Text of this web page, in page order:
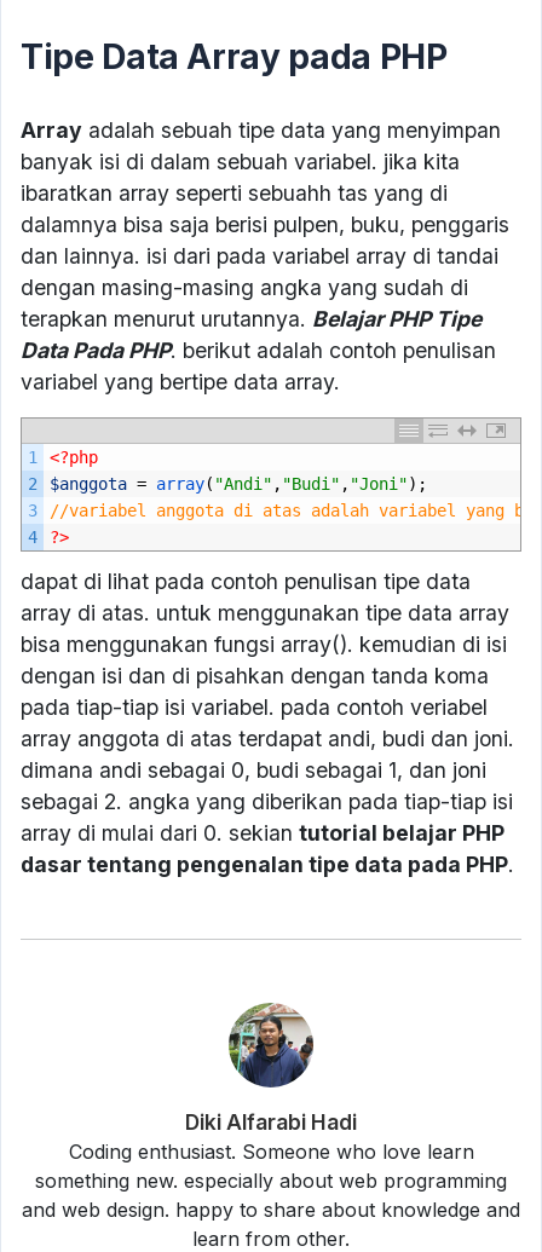
Tipe Data Array pada PHP
Array adalah sebuah tipe data yang menyimpan
banyak isi di dalam sebuah variabel. jika kita
ibaratkan array seperti sebuahh tas yang di
dalamnya bisa saja berisi pulpen, buku, penggaris
dan lainnya. isi dari pada variabel array di tandai
dengan masing-masing angka yang sudah di
terapkan menurut urutannya. Belajar PHP Tipe
Data Pada PHP. berikut adalah contoh penulisan
variabel yang bertipe data array.
1
2
3
4
<?php
$anggota = array( "Andi" , "Budi" , "Joni");
//variabel anggota di atas adalah variabel yang
?>
dapat di lihat pada contoh penulisan tipe data
array di atas. untuk menggunakan tipe data array
bisa menggunakan fungsi array(). kemudian di isi
dengan isi dan di pisahkan dengan tanda koma
pada tiap-tiap isi variabel. pada contoh veriabel
array anggota di atas terdapat andi, budi dan joni.
dimana andi sebagai 0, budi sebagai 1, dan joni
sebagai 2. angka yang diberikan pada tiap-tiap isi
array di mulai dari 0. sekian tutorial belajar PHP
dasar tentang pengenalan tipe data pada PHP.
Diki Alfarabi Hadi
Coding enthusiast. Someone who love learn
something new. especially about web programming
and web design. happy to share about knowledge and
learn from other.